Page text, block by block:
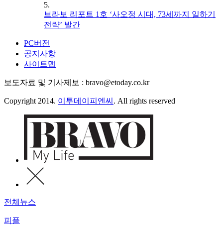
5.
브라보 리포트 1호 ‘사오정 시대, 73세까지 일하기
전략’ 발간
PC버전
공지사항
사이트맵
보도자료 및 기사제보 : bravo@etoday.co.kr
Copyright 2014. 이투데이피엔씨 . All rights reserved
전체뉴스
피플